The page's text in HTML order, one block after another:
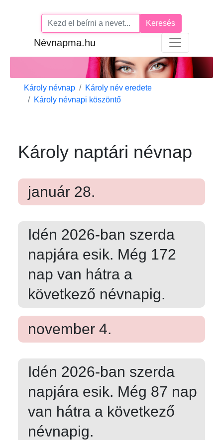
Névnapma.hu
Keresés
Károly névnap
Károly név eredete
Károly névnapi köszöntő
Károly naptári névnap
január 28.
Idén 2026-ban szerda
napjára esik. Még 172
nap van hátra a
következő névnapig.
november 4.
Idén 2026-ban szerda
napjára esik. Még 87 nap
van hátra a következő
névnapig.